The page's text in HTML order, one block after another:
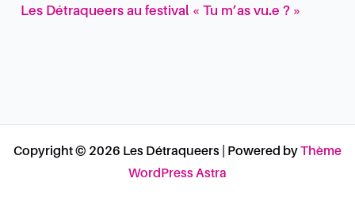
Les Détraqueers au festival « Tu m’as vu.e ? »
Copyright © 2026 Les Détraqueers | Powered byThème
WordPress Astra